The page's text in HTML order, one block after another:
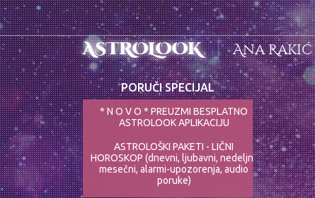
ASTROLOOK Ana Rakić
PORUČI SPECIJAL
* N O V O * PREUZMI BESPLATNO
ASTROLOOK APLIKACIJU
ASTROLOŠKI PAKETI - LIČNI
HOROSKOP (dnevni, ljubavni, nedeljni,
mesečni, alarmi-upozorenja, audio
poruke)